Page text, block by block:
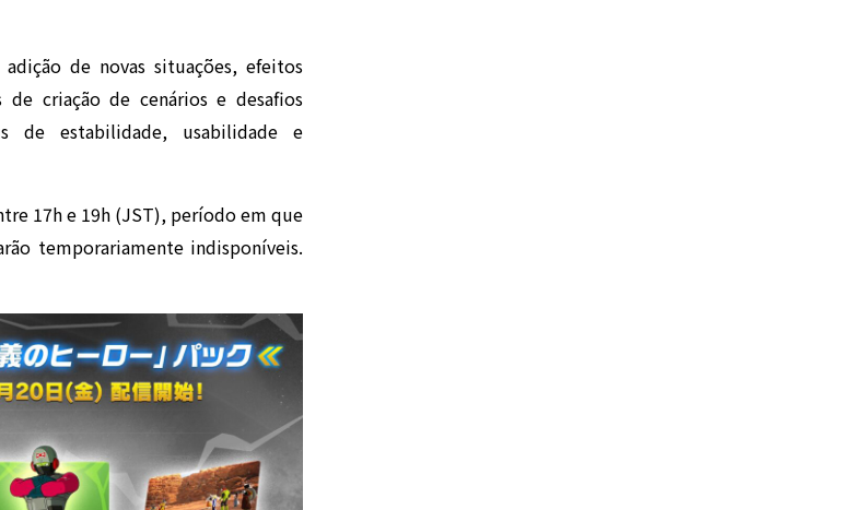
de novas situações, efeitos
criação de cenários e desafios
de estabilidade, usabilidade e
17h e 19h (JST), período em que
temporariamente indisponíveis.